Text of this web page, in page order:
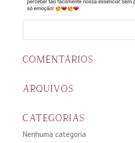
COMENTÁRIOS
ARQUIVOS
CATEGORIAS
Nenhuma categoria